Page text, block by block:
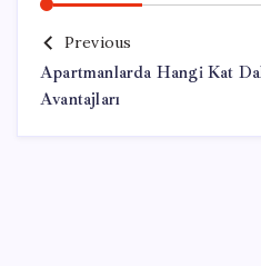
Previous
Apartmanlarda Hangi Kat
Avantajları